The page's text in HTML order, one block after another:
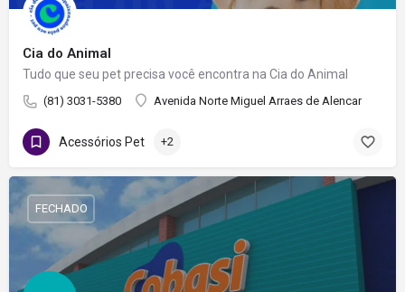
Cia do Animal
Tudo que seu pet precisa você encontra na Cia do Animal
(81) 3031-5380 Avenida Norte Miguel Arraes de Alencar
Acessórios Pet +2
FECHADO